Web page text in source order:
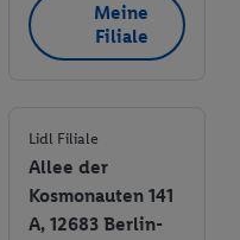
Meine
Filiale
Lidl Filiale
Allee der
Kosmonauten 141
A, 12683 Berlin-